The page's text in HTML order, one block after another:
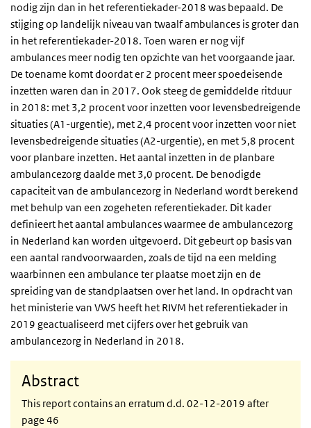
nodig zijn dan in het referentiekader-2018 was bepaald. De
stijging op landelijk niveau van twaalf ambulances is groter dan
in het referentiekader-2018. Toen waren er nog vijf
ambulances meer nodig ten opzichte van het voorgaande jaar.
De toename komt doordat er 2 procent meer spoedeisende
inzetten waren dan in 2017. Ook steeg de gemiddelde ritduur
in 2018: met 3,2 procent voor inzetten voor levensbedreigende
situaties (A1-urgentie), met 2,4 procent voor inzetten voor niet
levensbedreigende situaties (A2-urgentie), en met 5,8 procent
voor planbare inzetten. Het aantal inzetten in de planbare
ambulancezorg daalde met 3,0 procent. De benodigde
capaciteit van de ambulancezorg in Nederland wordt berekend
met behulp van een zogeheten referentiekader. Dit kader
definieert het aantal ambulances waarmee de ambulancezorg
in Nederland kan worden uitgevoerd. Dit gebeurt op basis van
een aantal randvoorwaarden, zoals de tijd na een melding
waarbinnen een ambulance ter plaatse moet zijn en de
spreiding van de standplaatsen over het land. In opdracht van
het ministerie van VWS heeft het RIVM het referentiekader in
2019 geactualiseerd met cijfers over het gebruik van
ambulancezorg in Nederland in 2018.
Abstract
This report contains an erratum d.d. 02-12-2019 after
page 46